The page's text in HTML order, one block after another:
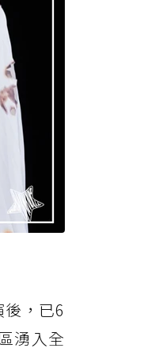
，已6
湧入全